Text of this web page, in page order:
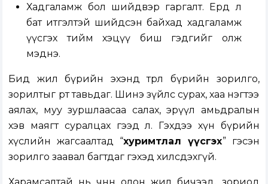
Хадгаламж бол шийдвэр гаргалт. Ердөө л
бат итгэлтэй шийдсэн байхад хадгаламж
үүсгэх тийм хэцүү биш гэдгийг олж
мэднэ.
Бид жил бүрийн эхэнд төрөл бүрийн зорилго,
зорилтыг өөртөө тавьдаг. Шинэ зүйлс сурах, хаа нэгтээ
аялах, муу зуршлаасаа салах, эрүүл амьдралын
хэв маягт суралцах гээд л. Гэхдээ хүн бүрийн
хүслийн жагсаалтад “хуримтлал үүсгэх” гэсэн
зорилго заавал багтдаг гэхэд хилсдэхгүй.